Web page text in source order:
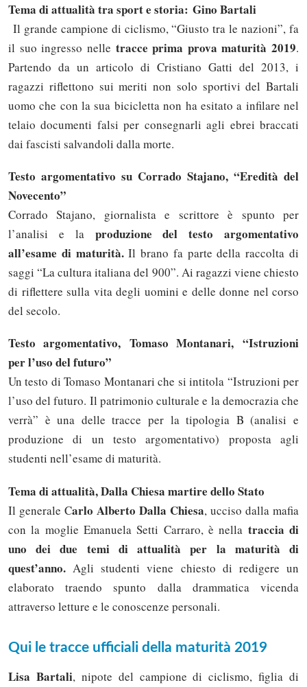
Tema di attualità tra sport e storia: Gino Bartali
Il grande campione di ciclismo, “Giusto tra le nazioni”, fa
il suo ingresso nelle tracce prima prova maturità 2019.
Partendo da un articolo di Cristiano Gatti del 2013, i
ragazzi riflettono sui meriti non solo sportivi del Bartali
uomo che con la sua bicicletta non ha esitato a infilare nel
telaio documenti falsi per consegnarli agli ebrei braccati
dai fascisti salvandoli dalla morte.
Testo argomentativo su Corrado Stajano, “Eredità del
Novecento”
Corrado Stajano, giornalista e scrittore è spunto per
l’analisi e laproduzione del testo argomentativo
all’esame di maturità.Il brano fa parte della raccolta di
saggi “La cultura italiana del 900”. Ai ragazzi viene chiesto
di riflettere sulla vita degli uomini e delle donne nel corso
del secolo.
Testo argomentativo, Tomaso Montanari, “Istruzioni
per l’uso del futuro”
Un testo di Tomaso Montanari che si intitola “Istruzioni per
l’uso del futuro. Il patrimonio culturale e la democrazia che
verrà” è una delle tracce per la tipologia B (analisi e
produzione di un testo argomentativo) proposta agli
studenti nell’esame di maturità.
Tema di attualità, Dalla Chiesa martire dello Stato
Il generale Carlo Alberto Dalla Chiesa, ucciso dalla mafia
con la moglie Emanuela Setti Carraro, è nella traccia di
uno dei due temi di attualità per la maturità di
quest’anno. Agli studenti viene chiesto di redigere un
elaborato traendo spunto dalla drammatica vicenda
attraverso letture e le conoscenze personali.
Qui le tracce ufficiali della maturità 2019
Lisa Bartali, nipote del campione di ciclismo, figlia di